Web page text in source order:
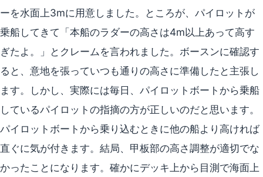
ーを水面上3mに用意しました。ところが、パイロットが
乗船してきて「本船のラダーの高さは4m以上あって高す
ぎたよ。」とクレームを言われました。ボースンに確認す
ると、意地を張っていつも通りの高さに準備したと主張し
ます。しかし、実際には毎日、パイロットボートから乗船
しているパイロットの指摘の方が正しいのだと思います。
パイロットボートから乗り込むときに他の船より高ければ
直ぐに気が付きます。結局、甲板部の高さ調整が適切でな
かったことになります。確かにデッキ上から目測で海面上